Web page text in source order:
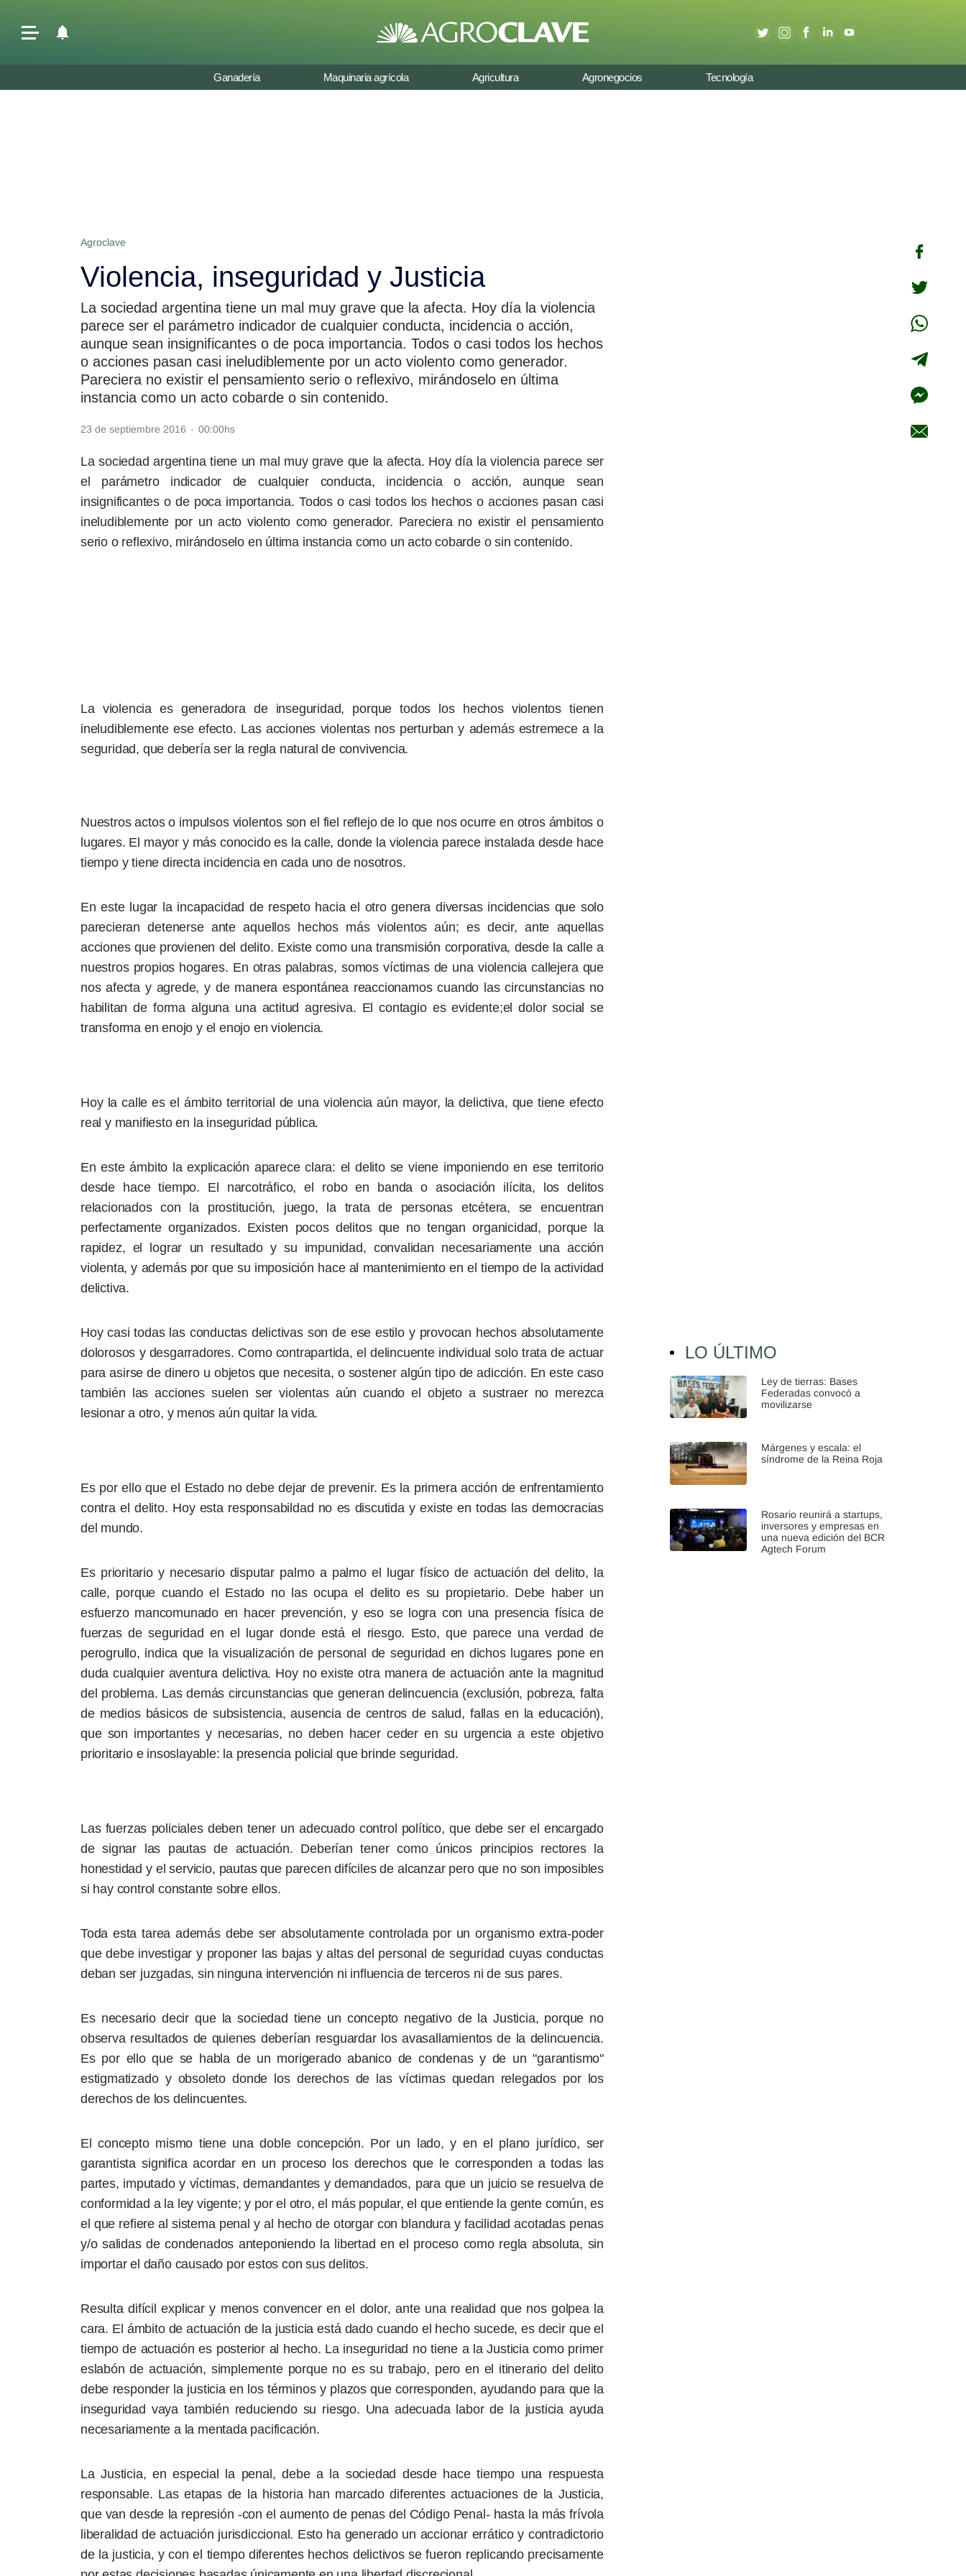
Seguinos
Ganadería Maquinaria agrícola Agricultura Agronegocios Tecnología
Agroclave
Violencia, inseguridad y Justicia
La sociedad argentina tiene un mal muy grave que la afecta. Hoy día la violencia
parece ser el parámetro indicador de cualquier conducta, incidencia o acción,
aunque sean insignificantes o de poca importancia. Todos o casi todos los hechos
o acciones pasan casi ineludiblemente por un acto violento como generador.
Pareciera no existir el pensamiento serio o reflexivo, mirándoselo en última
instancia como un acto cobarde o sin contenido.
23 de septiembre 2016 · 00:00hs
La sociedad argentina tiene un mal muy grave que la afecta. Hoy día la violencia parece ser
el parámetro indicador de cualquier conducta, incidencia o acción, aunque sean
insignificantes o de poca importancia. Todos o casi todos los hechos o acciones pasan casi
ineludiblemente por un acto violento como generador. Pareciera no existir el pensamiento
serio o reflexivo, mirándoselo en última instancia como un acto cobarde o sin contenido.
La violencia es generadora de inseguridad, porque todos los hechos violentos tienen
ineludiblemente ese efecto. Las acciones violentas nos perturban y además estremece a la
seguridad, que debería ser la regla natural de convivencia.
Nuestros actos o impulsos violentos son el fiel reflejo de lo que nos ocurre en otros ámbitos o
lugares. El mayor y más conocido es la calle, donde la violencia parece instalada desde hace
tiempo y tiene directa incidencia en cada uno de nosotros.
En este lugar la incapacidad de respeto hacia el otro genera diversas incidencias que solo
parecieran detenerse ante aquellos hechos más violentos aún; es decir, ante aquellas
acciones que provienen del delito. Existe como una transmisión corporativa, desde la calle a
nuestros propios hogares. En otras palabras, somos víctimas de una violencia callejera que
nos afecta y agrede, y de manera espontánea reaccionamos cuando las circunstancias no
habilitan de forma alguna una actitud agresiva. El contagio es evidente;el dolor social se
transforma en enojo y el enojo en violencia.
Hoy la calle es el ámbito territorial de una violencia aún mayor, la delictiva, que tiene efecto
real y manifiesto en la inseguridad pública.
En este ámbito la explicación aparece clara: el delito se viene imponiendo en ese territorio
desde hace tiempo. El narcotráfico, el robo en banda o asociación ilícita, los delitos
relacionados con la prostitución, juego, la trata de personas etcétera, se encuentran
perfectamente organizados. Existen pocos delitos que no tengan organicidad, porque la
rapidez, el lograr un resultado y su impunidad, convalidan necesariamente una acción
violenta, y además por que su imposición hace al mantenimiento en el tiempo de la actividad
delictiva.
Hoy casi todas las conductas delictivas son de ese estilo y provocan hechos absolutamente
dolorosos y desgarradores. Como contrapartida, el delincuente individual solo trata de actuar
para asirse de dinero u objetos que necesita, o sostener algún tipo de adicción. En este caso
también las acciones suelen ser violentas aún cuando el objeto a sustraer no merezca
lesionar a otro, y menos aún quitar la vida.
Es por ello que el Estado no debe dejar de prevenir. Es la primera acción de enfrentamiento
contra el delito. Hoy esta responsabildad no es discutida y existe en todas las democracias
del mundo.
Es prioritario y necesario disputar palmo a palmo el lugar físico de actuación del delito, la
calle, porque cuando el Estado no las ocupa el delito es su propietario. Debe haber un
esfuerzo mancomunado en hacer prevención, y eso se logra con una presencia física de
fuerzas de seguridad en el lugar donde está el riesgo. Esto, que parece una verdad de
perogrullo, indica que la visualización de personal de seguridad en dichos lugares pone en
duda cualquier aventura delictiva. Hoy no existe otra manera de actuación ante la magnitud
del problema. Las demás circunstancias que generan delincuencia (exclusión, pobreza, falta
de medios básicos de subsistencia, ausencia de centros de salud, fallas en la educación),
que son importantes y necesarias, no deben hacer ceder en su urgencia a este objetivo
prioritario e insoslayable: la presencia policial que brinde seguridad.
Las fuerzas policiales deben tener un adecuado control político, que debe ser el encargado
de signar las pautas de actuación. Deberían tener como únicos principios rectores la
honestidad y el servicio, pautas que parecen difíciles de alcanzar pero que no son imposibles
si hay control constante sobre ellos.
Toda esta tarea además debe ser absolutamente controlada por un organismo extra-poder
que debe investigar y proponer las bajas y altas del personal de seguridad cuyas conductas
deban ser juzgadas, sin ninguna intervención ni influencia de terceros ni de sus pares.
Es necesario decir que la sociedad tiene un concepto negativo de la Justicia, porque no
observa resultados de quienes deberían resguardar los avasallamientos de la delincuencia.
Es por ello que se habla de un morigerado abanico de condenas y de un "garantismo"
estigmatizado y obsoleto donde los derechos de las víctimas quedan relegados por los
derechos de los delincuentes.
El concepto mismo tiene una doble concepción. Por un lado, y en el plano jurídico, ser
garantista significa acordar en un proceso los derechos que le corresponden a todas las
partes, imputado y víctimas, demandantes y demandados, para que un juicio se resuelva de
conformidad a la ley vigente; y por el otro, el más popular, el que entiende la gente común, es
el que refiere al sistema penal y al hecho de otorgar con blandura y facilidad acotadas penas
y/o salidas de condenados anteponiendo la libertad en el proceso como regla absoluta, sin
importar el daño causado por estos con sus delitos.
Resulta difícil explicar y menos convencer en el dolor, ante una realidad que nos golpea la
cara. El ámbito de actuación de la justicia está dado cuando el hecho sucede, es decir que el
tiempo de actuación es posterior al hecho. La inseguridad no tiene a la Justicia como primer
eslabón de actuación, simplemente porque no es su trabajo, pero en el itinerario del delito
debe responder la justicia en los términos y plazos que corresponden, ayudando para que la
inseguridad vaya también reduciendo su riesgo. Una adecuada labor de la justicia ayuda
necesariamente a la mentada pacificación.
La Justicia, en especial la penal, debe a la sociedad desde hace tiempo una respuesta
responsable. Las etapas de la historia han marcado diferentes actuaciones de la Justicia,
que van desde la represión -con el aumento de penas del Código Penal- hasta la más frívola
liberalidad de actuación jurisdiccional. Esto ha generado un accionar errático y contradictorio
de la justicia, y con el tiempo diferentes hechos delictivos se fueron replicando precisamente
LO ÚLTIMO
Ley de tierras: Bases
Federadas convocó a
movilizarse
Márgenes y escala: el
síndrome de la Reina Roja
Rosario reunirá a startups,
inversores y empresas en
una nueva edición del BCR
Agtech Forum